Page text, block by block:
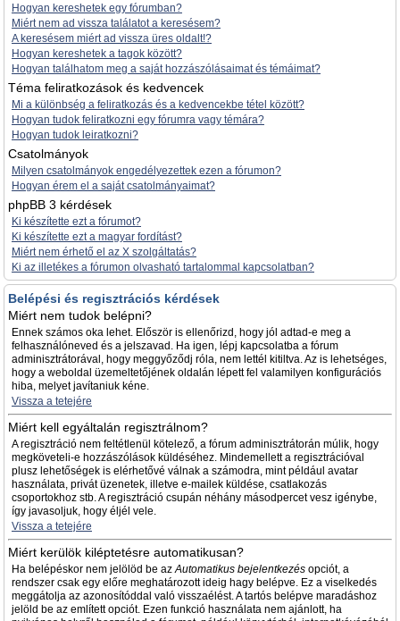
Hogyan kereshetek egy fórumban?
Miért nem ad vissza találatot a keresésem?
A keresésem miért ad vissza üres oldalt!?
Hogyan kereshetek a tagok között?
Hogyan találhatom meg a saját hozzászólásaimat és témáimat?
Téma feliratkozások és kedvencek
Mi a különbség a feliratkozás és a kedvencekbe tétel között?
Hogyan tudok feliratkozni egy fórumra vagy témára?
Hogyan tudok leiratkozni?
Csatolmányok
Milyen csatolmányok engedélyezettek ezen a fórumon?
Hogyan érem el a saját csatolmányaimat?
phpBB 3 kérdések
Ki készítette ezt a fórumot?
Ki készítette ezt a magyar fordítást?
Miért nem érhető el az X szolgáltatás?
Ki az illetékes a fórumon olvasható tartalommal kapcsolatban?
Belépési és regisztrációs kérdések
Miért nem tudok belépni?
Ennek számos oka lehet. Először is ellenőrizd, hogy jól adtad-e meg a
felhasználóneved és a jelszavad. Ha igen, lépj kapcsolatba a fórum
adminisztrátorával, hogy meggyőződj róla, nem lettél kitiltva. Az is lehetséges,
hogy a weboldal üzemeltetőjének oldalán lépett fel valamilyen konfigurációs
hiba, melyet javítaniuk kéne.
Vissza a tetejére
Miért kell egyáltalán regisztrálnom?
A regisztráció nem feltétlenül kötelező, a fórum adminisztrátorán múlik, hogy
megköveteli-e hozzászólások küldéséhez. Mindemellett a regisztrációval
plusz lehetőségek is elérhetővé válnak a számodra, mint például avatar
használata, privát üzenetek, illetve e-mailek küldése, csatlakozás
csoportokhoz stb. A regisztráció csupán néhány másodpercet vesz igénybe,
így javasoljuk, hogy éljél vele.
Vissza a tetejére
Miért kerülök kiléptetésre automatikusan?
Ha belépéskor nem jelölöd be azAutomatikus bejelentkezés opciót, a
rendszer csak egy előre meghatározott ideig hagy belépve. Ez a viselkedés
meggátolja az azonosítóddal való visszaélést. A tartós belépve maradáshoz
jelöld be az említett opciót. Ezen funkció használata nem ajánlott, ha